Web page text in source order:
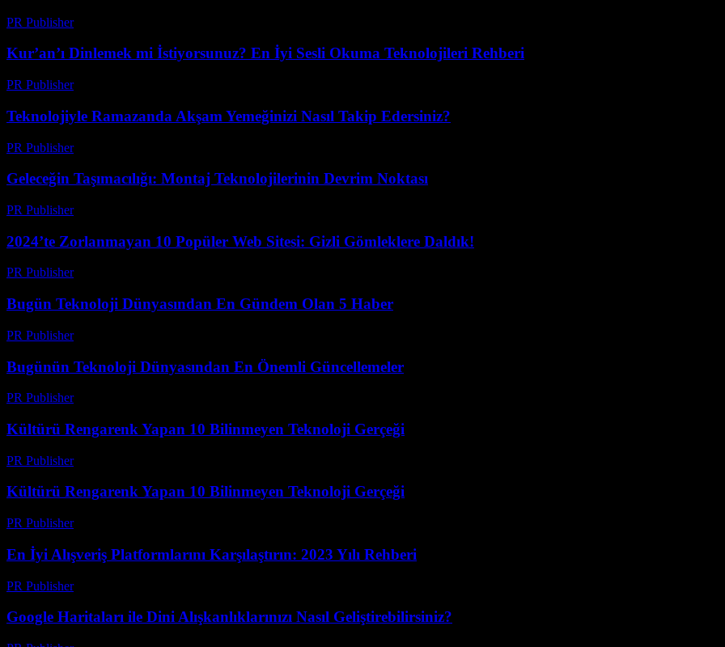
PR Publisher-
Kur’an’ı Dinlemek mi İstiyorsunuz? En İyi Sesli Okuma Teknolojileri Rehberi
PR Publisher-
Teknolojiyle Ramazanda Akşam Yemeğinizi Nasıl Takip Edersiniz?
PR Publisher-
Geleceğin Taşımacılığı: Montaj Teknolojilerinin Devrim Noktası
PR Publisher-
2024’te Zorlanmayan 10 Popüler Web Sitesi: Gizli Gömleklere Daldık!
PR Publisher-
Bugün Teknoloji Dünyasından En Gündem Olan 5 Haber
PR Publisher-
Bugünün Teknoloji Dünyasından En Önemli Güncellemeler
PR Publisher-
Kültürü Rengarenk Yapan 10 Bilinmeyen Teknoloji Gerçeği
PR Publisher-
Kültürü Rengarenk Yapan 10 Bilinmeyen Teknoloji Gerçeği
PR Publisher-
En İyi Alışveriş Platformlarını Karşılaştırın: 2023 Yılı Rehberi
PR Publisher-
Google Haritaları ile Dini Alışkanlıklarınızı Nasıl Geliştirebilirsiniz?